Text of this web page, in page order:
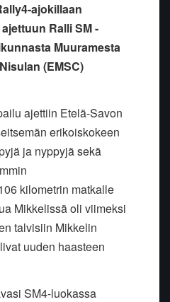
ajokillaan
Ralli SM -
Muuramesta
(EMSC)
ajettiin Etelä-Savon
erikoiskokeen
ja nyppyjä sekä
kilometrin matkalle
Mikkelissä oli viimeksi
talvisiin Mikkelin
uuden haasteen
SM4-luokassa